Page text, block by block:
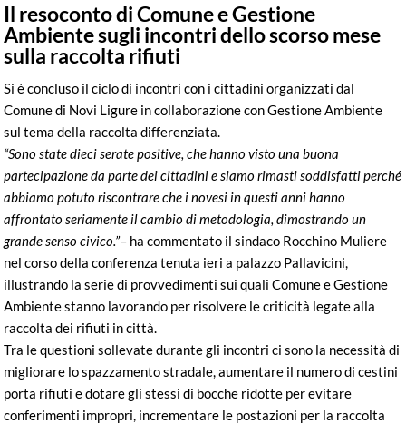
Il resoconto di Comune e Gestione
Ambiente sugli incontri dello scorso mese
sulla raccolta rifiuti
Si è concluso il ciclo di incontri con i cittadini organizzati dal
Comune di Novi Ligure in collaborazione con Gestione Ambiente
sul tema della raccolta differenziata.
“Sono state dieci serate positive, che hanno visto una buona
partecipazione da parte dei cittadini e siamo rimasti soddisfatti perché
abbiamo potuto riscontrare che i novesi in questi anni hanno
affrontato seriamente il cambio di metodologia, dimostrando un
grande senso civico.”– ha commentato il sindaco Rocchino Muliere
nel corso della conferenza tenuta ieri a palazzo Pallavicini,
illustrando la serie di provvedimenti sui quali Comune e Gestione
Ambiente stanno lavorando per risolvere le criticità legate alla
raccolta dei rifiuti in città.
Tra le questioni sollevate durante gli incontri ci sono la necessità di
migliorare lo spazzamento stradale, aumentare il numero di cestini
porta rifiuti e dotare gli stessi di bocche ridotte per evitare
conferimenti impropri, incrementare le postazioni per la raccolta